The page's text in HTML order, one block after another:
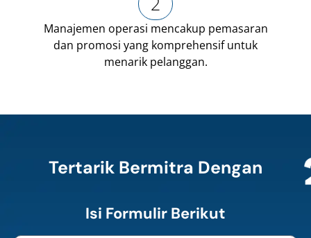
Manajemen operasi mencakup pemasaran
dan promosi yang komprehensifuntuk
menarik pelanggan.
Tertarik Bermitra Dengan
Isi Formulir Berikut